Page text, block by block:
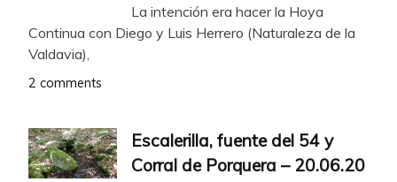
La intención era hacer la Hoya
Continua con Diego y Luis Herrero (Naturaleza de la
Valdavia),
2 comments
Escalerilla, fuente del 54 y
Corral de Porquera – 20.06.20